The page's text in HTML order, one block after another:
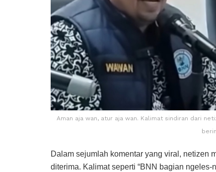
Aman aja wan, atur aja wan. Kalimat sindiran dari
Dalam sejumlah komentar yang viral, netizen
diterima. Kalimat seperti “BNN bagian ngeles-